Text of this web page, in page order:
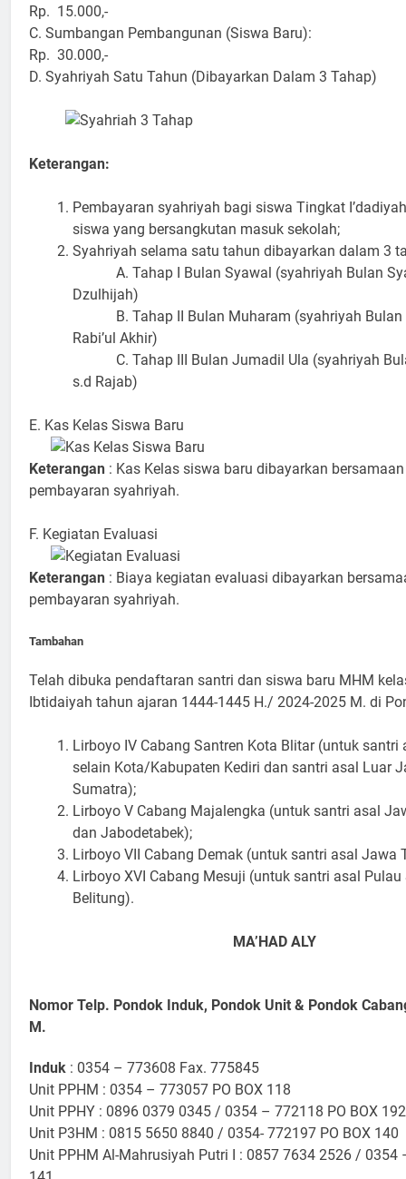
Rp. 15.000,-
C. Sumbangan Pembangunan (Siswa Baru):
Rp. 30.000,-
D. Syahriyah Satu Tahun (Dibayarkan Dalam 3 Tahap)
Keterangan:
Pembayaran syahriyah bagi siswa Tingkat
siswa yang bersangkutan masuk sekolah;
Syahriyah selama satu tahun dibayarkan dalam 3
A. Tahap I Bulan Syawal (syahriyah Bulan
Dzulhijah)
B. Tahap II Bulan Muharam (syahriyah Bulan
Rabi’ul Akhir)
C. Tahap III Bulan Jumadil Ula (syahriyah
s.d Rajab)
E. Kas Kelas Siswa Baru
Keterangan : Kas Kelas siswa baru dibayarkan
pembayaran syahriyah.
F. Kegiatan Evaluasi
Keterangan : Biaya kegiatan evaluasi dibayarkan
pembayaran syahriyah.
Tambahan
Telah dibuka pendaftaran santri dan siswa baru MHM
Ibtidaiyah tahun ajaran 1444-1445 H./ 2024-2025 M. di
Lirboyo IV Cabang Santren Kota Blitar (untuk
selain Kota/Kabupaten Kediri dan santri asal Luar
Sumatra);
Lirboyo V Cabang Majalengka (untuk santri asal
dan Jabodetabek);
Lirboyo VII Cabang Demak (untuk santri asal Jawa
Lirboyo XVI Cabang Mesuji (untuk santri asal
Belitung).
MA’HAD ALY
Nomor Telp. Pondok Induk, Pondok Unit & Pondok
M.
Induk : 0354 – 773608 Fax. 775845
Unit PPHM : 0354 – 773057 PO BOX 118
Unit PPHY : 0896 0379 0345 / 0354 – 772118 PO BOX 192
Unit P3HM : 0815 5650 8840 / 0354- 772197 PO BOX 140
Unit PPHM Al-Mahrusiyah Putri I : 0857 7634 2526 / 0354